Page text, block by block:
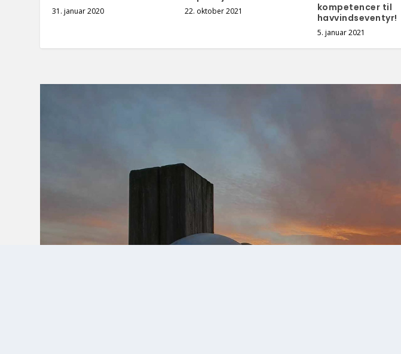
31. januar 2020 22. oktober 2021
kompetencer til
havvindseventyr!
5. januar 2021